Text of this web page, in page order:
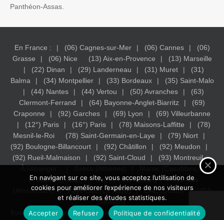
Panthéon-Assas.
En France : (06) Cagnes-sur-Mer (06) Cannes
(06)
Grasse
(06) Nice (13) Aix-en-Provence
(13) Marseille
(22) Dinan
(29) Landerneau (31) Muret
(31)
Balma
(34) Montpellier (33) Bordeaux
(35) Saint-Malo
(44) Nantes
(44) Vertou (50) Avranches
(63)
Clermont-Ferrand
(64) Bayonne-Anglet-Biarritz
(69)
Craponne
(92) Garches (69) Lyon
(69) Villeurbanne
(12°) Paris
(16°) Paris (78) Maisons-Laffitte
(78)
Mesnil-le-Roi
(78) Saint-Germain-en-Laye
(79) Niort
(92) Boulogne-Billancourt
(92) Châtillon
(92) Meudon
(92) Rueil-Malmaison
(92) Saint-Cloud
(93) Montreuil
Maroc (Casablanca)
Maroc (Rabat)
Maroc (Marrakech)
Pays-Bas
(Amsterdam)
Pays-Bas (La Haye) UAE (Dubaï)
(Boston)
Eureka Study - Conseil en orientation Scolaire.Mentions légales
En navigant sur ce site, vous acceptez l’utilisation de
cookies pour améliorer l’expérience de nos visiteurs
et réaliser des études statistiques.
Accepter
Refuser Politique de confidentialité